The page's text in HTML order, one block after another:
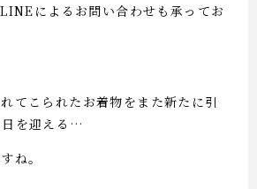
によるお問い合わせも承ってお
てこられたお着物をまた新たに引
を迎える…
ね。